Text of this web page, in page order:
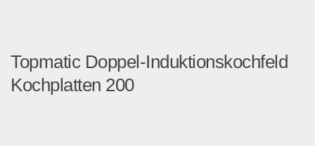
Topmatic Doppel-Induktionskochfeld
Kochplatten 200